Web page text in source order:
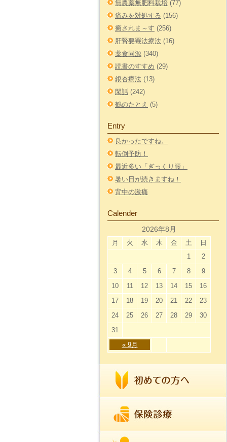
無農薬無肥料栽培 (77)
痛みを対処する (156)
癒されま～す (256)
肝腎要罨法療法 (16)
薬食同源 (340)
読書のすすめ (29)
銀杏療法 (13)
閑話 (242)
鶴のたとえ (5)
Entry
良かったですね。
転倒予防！
最近多い「ぎっくり腰」
暑い日が続きますね！
背中の激痛
Calender
2026年8月
月 火 水 木 金 土 日
« 9月
1
2
3
4 5 6 7 8
9
10
11 12 13 14 15
16
17
18 19 20 21 22
23
24
25 26 27 28 29
30
31